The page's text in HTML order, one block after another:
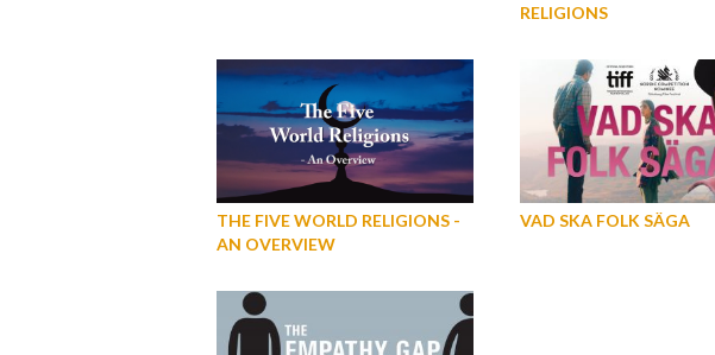
RELIGIONS
THE FIVE WORLD RELIGIONS -
AN OVERVIEW
VAD SKA FOLK SÄGA